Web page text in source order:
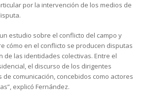
por la intervención de los medios de
estudio sobre el conflicto del campo y
cómo en el conflicto se producen disputas
de las identidades colectivas. Entre el
el discurso de los dirigentes
de comunicación, concebidos como actores
explicó Fernández.